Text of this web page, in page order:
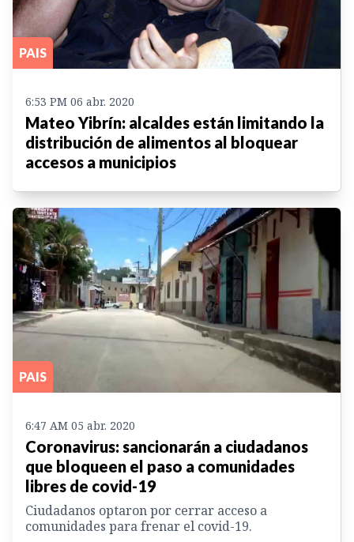
PAIS
6:53 PM 06 abr. 2020
Mateo Yibrín: alcaldes están limitando la
distribución de alimentos al bloquear
accesos a municipios
PAIS
6:47 AM 05 abr. 2020
Coronavirus: sancionarán a ciudadanos
que bloqueen el paso a comunidades
libres de covid-19
Ciudadanos optaron por cerrar acceso a
comunidades para frenar el covid-19.